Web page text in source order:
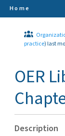
Home
practice)last
OER
Description